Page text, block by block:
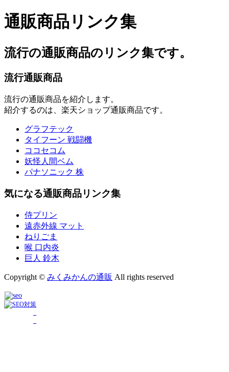
通販商品リンク集
流行の通販商品のリンク集です。
流行通販商品
流行の通販商品を紹介します。
紹介するのは、楽天ショップ通販商品です。
グラフテック
タイフーン 戦闘機
ココセコム
妖怪人間ベム
パナソニック 株
気になる通販商品リンク集
侍プリン
遠赤外線 マット
ねりごま
喉 口内炎
巨人 鈴木
Copyright © みくみかんの通販 All rights reserved